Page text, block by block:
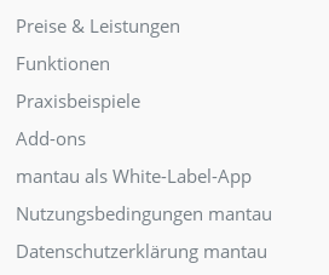
Preise & Leistungen
Funktionen
Praxisbeispiele
Add-ons
mantau als White-Label-App
Nutzungsbedingungen mantau
Datenschutzerklärung mantau